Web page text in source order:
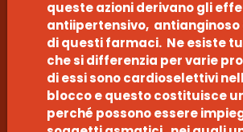
queste azioni derivano gli
antiipertensivo,
di questi farmaci. Ne esiste
che si differenzia per varie
di essi sono cardioselettivi
blocco e questo costituisce
perché possono essere